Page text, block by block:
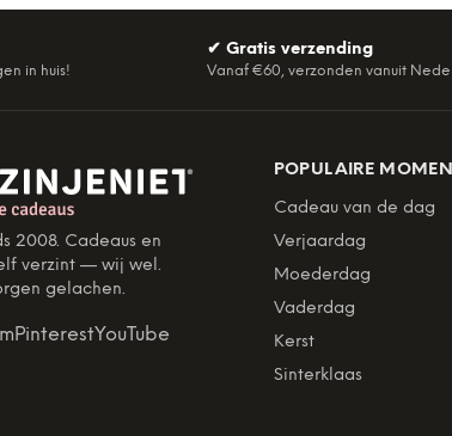
in huis!
✔ Gratis verzending
Vanaf €60, verzonden vanuit
2008. Cadeaus en
verzint — wij wel.
gelachen.
PinterestYouTube
POPULAIRE
Cadeau van de dag
Verjaardag
Moederdag
Vaderdag
Kerst
Sinterklaas